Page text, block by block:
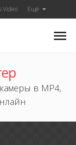
Video Ещё
в MP4,